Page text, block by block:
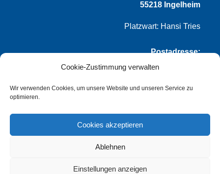
Cookie-Zustimmung verwalten
Wir verwenden Cookies, um unsere Website und unseren Service zu
optimieren.
Cookies akzeptieren
Ablehnen
Einstellungen anzeigen
55218 Ingelheim
Platzwart: Hansi Tries
Postadresse:
VfL Frei-Weinheim 1921 e.V.
Thomas Winternheimer
Talstr. 149
55218 Ingelheim